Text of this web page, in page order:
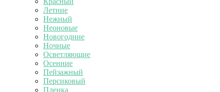
Летние
Нежный
Неоновые
Новогодние
Ночные
Осветляющие
Осенние
Пейзажный
Персиковый
Пленка